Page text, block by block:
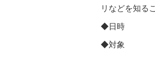
リなどを知る
◆日時 10月
◆対象 高齢